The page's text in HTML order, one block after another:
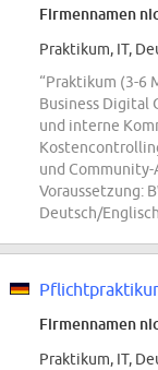
Firmennamen
Praktikum, IT,
“Praktikum (3-6
Business Digital
und interne
und
Voraussetzung:
Deutsch/
Firmennamen
Praktikum, IT,